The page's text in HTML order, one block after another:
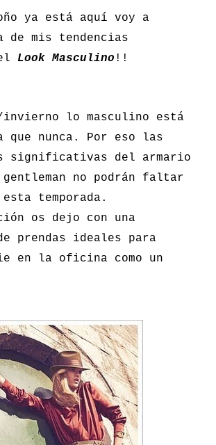
ya está aquí voy a
de mis tendencias
Look Masculino !!
invierno lo masculino está
que nunca. Por eso las
significativas del armario
gentleman no podrán faltar
temporada.
os dejo con una
prendas ideales para
en la oficina como un